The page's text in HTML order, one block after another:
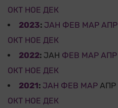
ОКТ НОЕ ДЕК
2023: ЈАН ФЕВ МАР АПР
ОКТ НОЕ ДЕК
2022: ЈАН ФЕВ МАР АПР
ОКТ НОЕ ДЕК
2021: ЈАН ФЕВ МАР АПР
ОКТ НОЕ ДЕК